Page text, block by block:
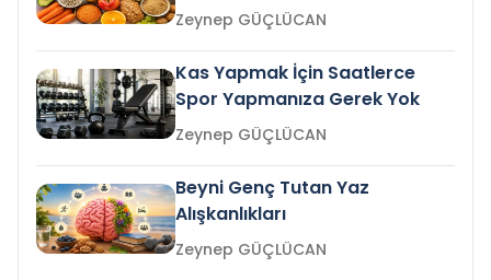
Zeynep GÜÇLÜCAN
Kas Yapmak İçin Saatlerce
Spor Yapmanıza Gerek Yok
Zeynep GÜÇLÜCAN
Beyni Genç Tutan Yaz
Alışkanlıkları
Zeynep GÜÇLÜCAN